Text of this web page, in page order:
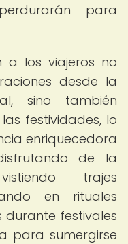
para
a los viajeros no
desde la
sino también
festividades, lo
enriquecedora
de la
trajes
en rituales
durante festivales
para sumergirse